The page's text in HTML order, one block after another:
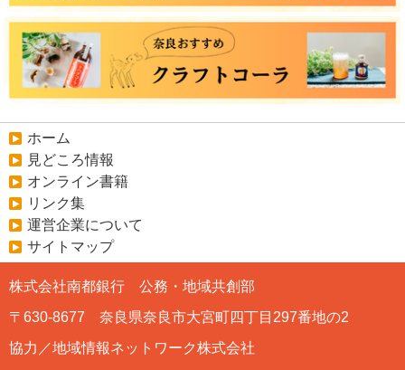
ホーム
見どころ情報
オンライン書籍
リンク集
運営企業について
サイトマップ
株式会社南都銀行 公務・地域共創部
〒630-8677 奈良県奈良市大宮町四丁目297番地の2
協力／地域情報ネットワーク株式会社